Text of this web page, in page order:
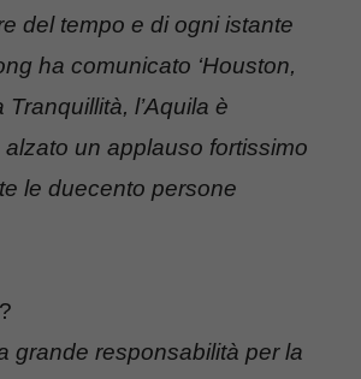
del tempo e di ogni istante
ha comunicato ‘Houston,
l’Aquila è
alzato un applauso fortissimo
le duecento persone
grande responsabilità per la